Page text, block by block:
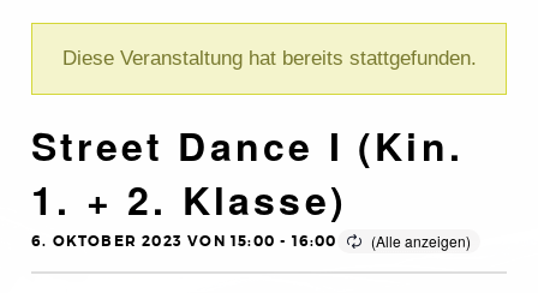
Diese Veranstaltung hat bereits stattgefunden.
Street Dance I (Kin.
1. + 2. Klasse)
6. OKTOBER 2023 VON 15:00 - 16:00